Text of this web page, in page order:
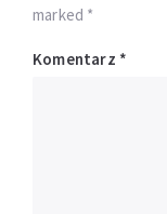
marked *
Komentarz *